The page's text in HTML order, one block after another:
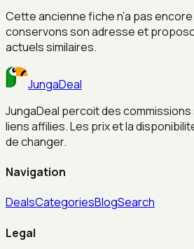
Cette ancienne fiche n’a pas
conservons son adresse et
actuels similaires.
JungaDeal
JungaDeal percoit des
liens affilies. Les prix et la
de changer.
Navigation
DealsCategoriesBlogSearch
Legal